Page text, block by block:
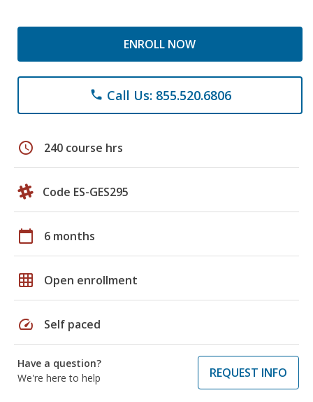
ENROLL NOW
phone Call Us: 855.520.6806
schedule 240 course hrs
Code ES-GES295
calendar_today 6 months
grid_on Open enrollment
speed Self paced
Have a question?
We're here to help
REQUEST INFO